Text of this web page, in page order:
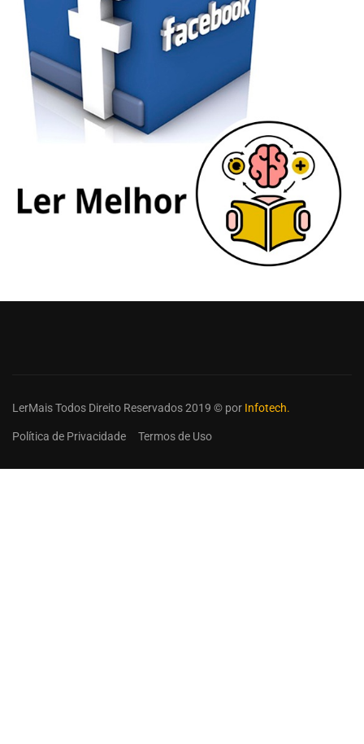
LerMais Todos Direito Reservados 2019 © por Infotech.
Política de Privacidade Termos de Uso